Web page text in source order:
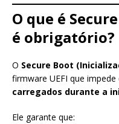
O que é
é obrigatório?
O Secure Boot
firmware UEFI que impede
carregados durante a
Ele garante que: